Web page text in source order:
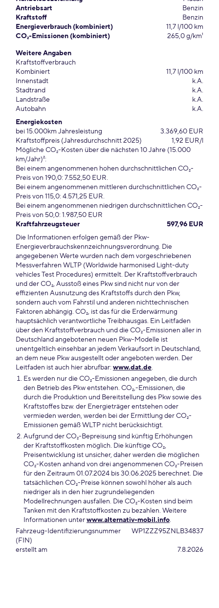
Antriebsart
Benzin
Kraftstoff
Benzin
Energieverbrauch (kombiniert)
11,7 l/100 km
CO₂-Emissionen (kombiniert)
265,0 g/km¹
Weitere Angaben
Kraftstoffverbrauch
Kombiniert
11,7 l/100 km
Innenstadt
k.A.
Stadtrand
k.A.
Landstraße
k.A.
Autobahn
k.A.
Energiekosten
bei 15.000km Jahresleistung
3.369,60 EUR
Kraftstoffpreis (Jahresdurchschnitt 2025)
1,92 EUR/l
Mögliche CO₂-Kosten über die nächsten 10 Jahre (15.000
km/Jahr)²:
Bei einem angenommenen hohen durchschnittlichen CO₂-
Preis von 190,0: 7.552,50 EUR.
Bei einem angenommenen mittleren durchschnittlichen CO₂-
Preis von 115,0: 4.571,25 EUR.
Bei einem angenommenen niedrigen durchschnittlichen CO₂-
Preis von 50,0: 1.987,50 EUR
Kraftfahrzeugsteuer
597,96 EUR
Die Informationen erfolgen gemäß der Pkw-
Energieverbrauchskennzeichnungsverordnung. Die
angegebenen Werte wurden nach dem vorgeschriebenen
Messverfahren WLTP (Worldwide harmonised Light-duty
vehicles Test Procedures) ermittelt. Der Kraftstoffverbrauch
und der CO₂, Ausstoß eines Pkw sind nicht nur von der
effizienten Ausnutzung des Kraftstoffs durch den Pkw,
sondern auch vom Fahrstil und anderen nichttechnischen
Faktoren abhängig. CO₂, ist das für die Erderwärmung
hauptsächlich verantwortliche Treibhausgas. Ein Leitfaden
über den Kraftstoffverbrauch und die CO₂-Emissionen aller in
Deutschland angebotenen neuen Pkw-Modelle ist
unentgeltlich einsehbar an jedem Verkaufsort in Deutschland,
an dem neue Pkw ausgestellt oder angeboten werden. Der
Leitfaden ist auch hier abrufbar: www.dat.de.
Es werden nur die CO₂-Emissionen angegeben, die durch
den Betrieb des Pkw entstehen. CO₂,-Emissionen, die
durch die Produktion und Bereitstellung des Pkw sowie des
Kraftstoffes bzw. der Energieträger entstehen oder
vermieden werden, werden bei der Ermittlung der CO₂-
Emissionen gemäß WLTP nicht berücksichtigt.
Aufgrund der CO₂-Bepreisung sind künftig Erhöhungen
der Kraftstoffkosten möglich. Die künftige CO₂,
Preisentwicklung ist unsicher, daher werden die möglichen
CO₂-Kosten anhand von drei angenommenen CO₂-Preisen
für den Zeitraum 01.07.2024 bis 30.06.2025 berechnet. Die
tatsächlichen CO₂-Preise können sowohl höher als auch
niedriger als in den hier zugrundeliegenden
Modellrechnungen ausfallen. Die CO₂-Kosten sind beim
Tanken mit den Kraftstoffkosten zu bezahlen. Weitere
Informationen unterwww.alternativ-mobil.info.
Fahrzeug-Identifizierungsnummer
(FIN)
WP1ZZZ95ZNLB34837
erstellt am 7.8.2026